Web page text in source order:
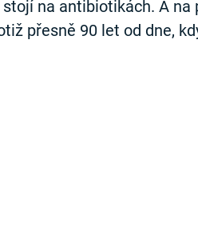
na antibiotikách. A na
přesně 90 let od dne,